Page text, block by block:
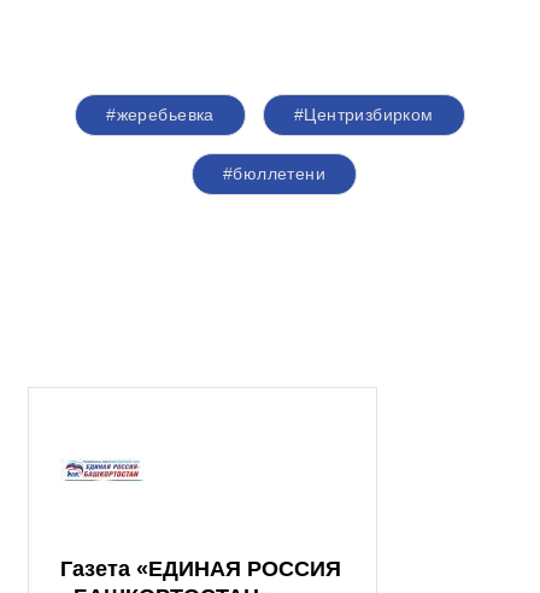
#жеребьевка #Центризбирком
#бюллетени
Газета «ЕДИНАЯ РОССИЯ